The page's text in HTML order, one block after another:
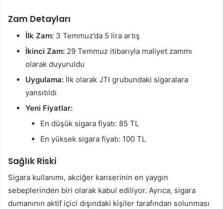
Zam Detayları
İlk Zam: 3 Temmuz’da 5 lira artış
İkinci Zam: 29 Temmuz itibarıyla maliyet zammı
olarak duyuruldu
Uygulama: İlk olarak JTI grubundaki sigaralara
yansıtıldı
Yeni Fiyatlar:
En düşük sigara fiyatı: 85 TL
En yüksek sigara fiyatı: 100 TL
Sağlık Riski
Sigara kullanımı, akciğer kanserinin en yaygın
sebeplerinden biri olarak kabul ediliyor. Ayrıca, sigara
dumanının aktif içici dışındaki kişiler tarafından solunması